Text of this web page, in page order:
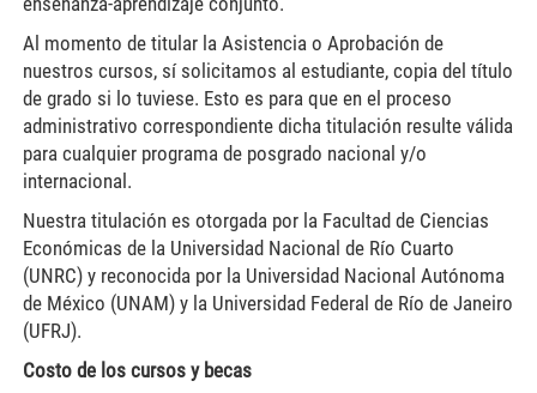
Al momento de titular la Asistencia o Aprobación de
nuestros cursos, sí solicitamos al estudiante, copia del título
de grado si lo tuviese. Esto es para que en el proceso
administrativo correspondiente dicha titulación resulte válida
para cualquier programa de posgrado nacional y/o
internacional.
Nuestra titulación es otorgada por la Facultad de Ciencias
Económicas de la Universidad Nacional de Río Cuarto
(UNRC) y reconocida por la Universidad Nacional Autónoma
de México (UNAM) y la Universidad Federal de Río de Janeiro
(UFRJ).
Costo de los cursos y becas